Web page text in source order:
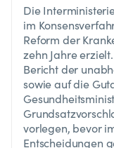
Die
im
Reform der
zehn Jahre
Bericht der
sowie auf die
vorlegen, bevor
Entscheidungen